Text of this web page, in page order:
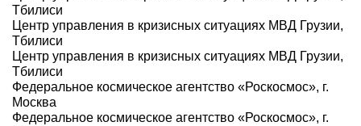
Тбилиси
Центр управления в кризисных ситуациях МВД Грузии,
Тбилиси
Центр управления в кризисных ситуациях МВД Грузии,
Тбилиси
Федеральное космическое агентство «Роскосмос», г.
Москва
Федеральное космическое агентство «Роскосмос», г.